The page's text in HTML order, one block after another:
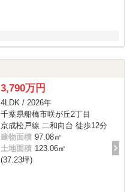
3,790万円
4LDK / 2026年
千葉県船橋市咲が丘2丁目
京成松戸線 二和向台 徒歩12分
建物面積 97.08㎡
土地面積 123.06㎡
(37.23坪)